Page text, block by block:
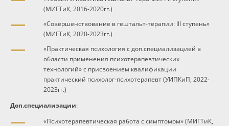
(МИГТиК, 2016-2020гг.)
«Совершенствование в гештальт-терапии: III ступень»
(МИГТиК, 2020-2023гг.)
«Практическая психология с доп.специализацией в
области применения психотерапевтических
технологий» с присвоением квалификации
практический психолог-психотерапевт (УИПКиП, 2022-
2023гг.)
Доп.специализации:
«Психотерапевтическая работа с симптомом» (МИГТиК,